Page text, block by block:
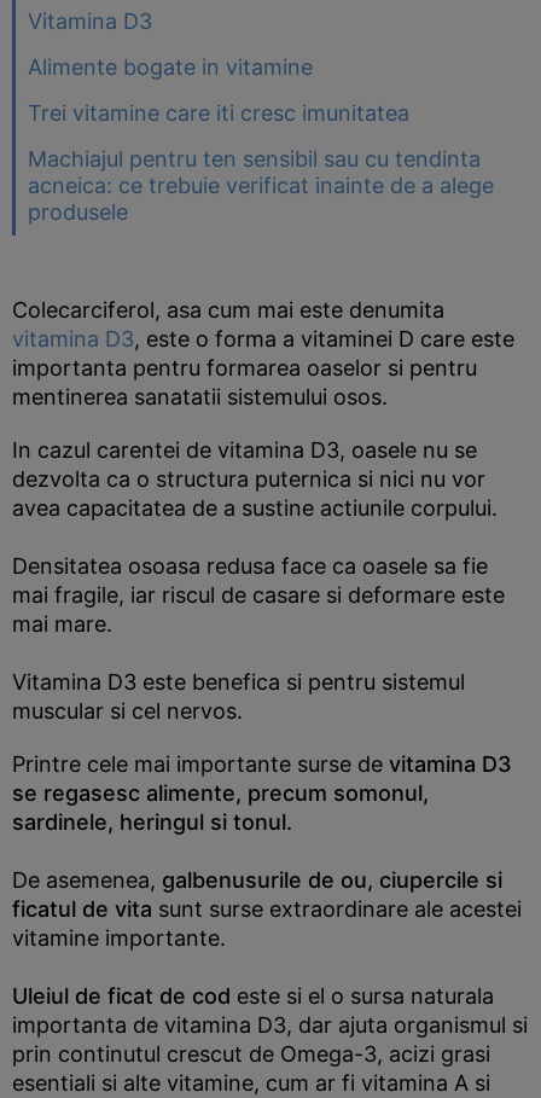
Vitamina D3
Alimente bogate in vitamine
Trei vitamine care iti cresc imunitatea
Machiajul pentru ten sensibil sau cu tendinta
acneica: ce trebuie verificat inainte de a alege
produsele
Colecarciferol, asa cum mai este denumita
vitamina D3, este o forma a vitaminei D care este
importanta pentru formarea oaselor si pentru
mentinerea sanatatii sistemului osos.
In cazul carentei de vitamina D3, oasele nu se
dezvolta ca o structura puternica si nici nu vor
avea capacitatea de a sustine actiunile corpului.
Densitatea osoasa redusa face ca oasele sa fie
mai fragile, iar riscul de casare si deformare este
mai mare.
Vitamina D3 este benefica si pentru sistemul
muscular si cel nervos.
Printre cele mai importante surse de vitamina D3
se regasesc alimente, precum somonul,
sardinele, heringul si tonul.
De asemenea, galbenusurile de ou, ciupercile si
ficatul de vita sunt surse extraordinare ale acestei
vitamine importante.
Uleiul de ficat de cod este si el o sursa naturala
importanta de vitamina D3, dar ajuta organismul si
prin continutul crescut de Omega-3, acizi grasi
esentiali si alte vitamine, cum ar fi vitamina A si